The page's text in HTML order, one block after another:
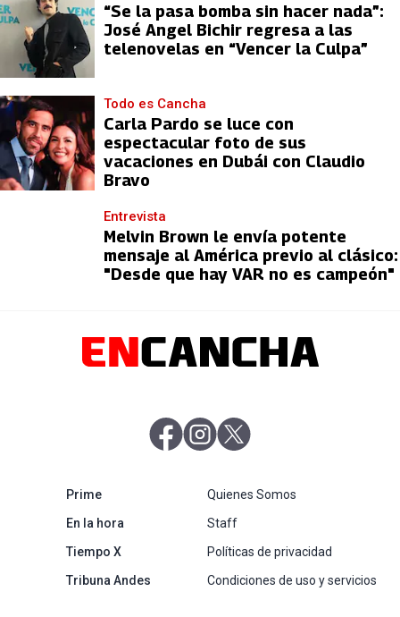
“Se la pasa bomba sin hacer nada”:
José Angel Bichir regresa a las
telenovelas en “Vencer la Culpa”
Todo es Cancha
Carla Pardo se luce con
espectacular foto de sus
vacaciones en Dubái con Claudio
Bravo
Entrevista
Melvin Brown le envía potente
mensaje al América previo al clásico:
"Desde que hay VAR no es campeón"
abre en nueva pestaña
abre en nueva pestaña
Primeabre en nueva pestaña
En la horaabre en nueva pestaña
Tiempo Xabre en nueva pestaña
Tribuna Andesabre en nueva pestaña
Quienes Somos
Staff
Políticas de privacidad
Condiciones de uso y servicios